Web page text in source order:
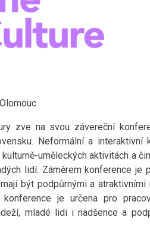
zve na svou závereční
Neformální a interaktivní
uměleckých aktivitách a
lidí. Záměrem konference je
být podpůrnými a
je určena pro
mladé lidi i nadšence a